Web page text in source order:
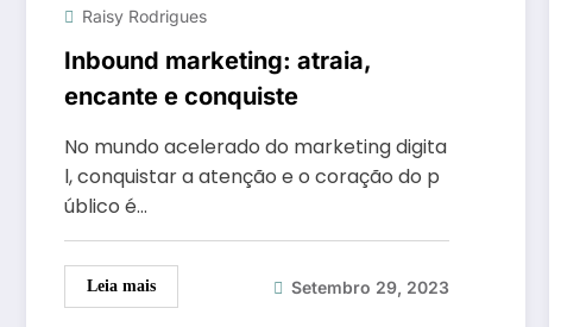
Raisy Rodrigues
Inbound marketing: atraia,
encante e conquiste
No mundo acelerado do marketing digita
l, conquistar a atenção e o coração do p
úblico é…
Leia mais Setembro 29, 2023